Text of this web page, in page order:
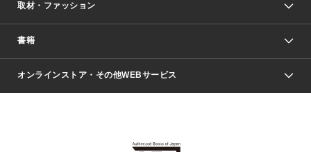
少年マンガ
Vジャンプ
週刊ヤングジャンプ
少女マンガ
取材・ファッション
Seventeen
芸能・情報・スポーツ
書籍
文芸・文庫・総合
オンラインストア・その他WEBサービス